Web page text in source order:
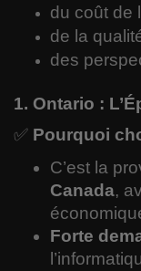
du coût de
de la
des
1. Ontario :
✅ Pourquoi
C’est la
Canada,
Forte